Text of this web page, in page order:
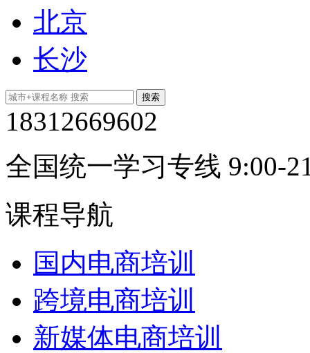
北京
长沙
18312669602
全国统一学习专线 9:00-
课程导航
国内电商培训
跨境电商培训
新媒体电商培训